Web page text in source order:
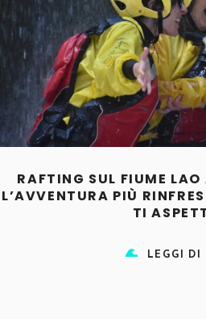
RAFTING SUL FIUME
L’AVVENTURA PIÙ
TI
LEGGI DI